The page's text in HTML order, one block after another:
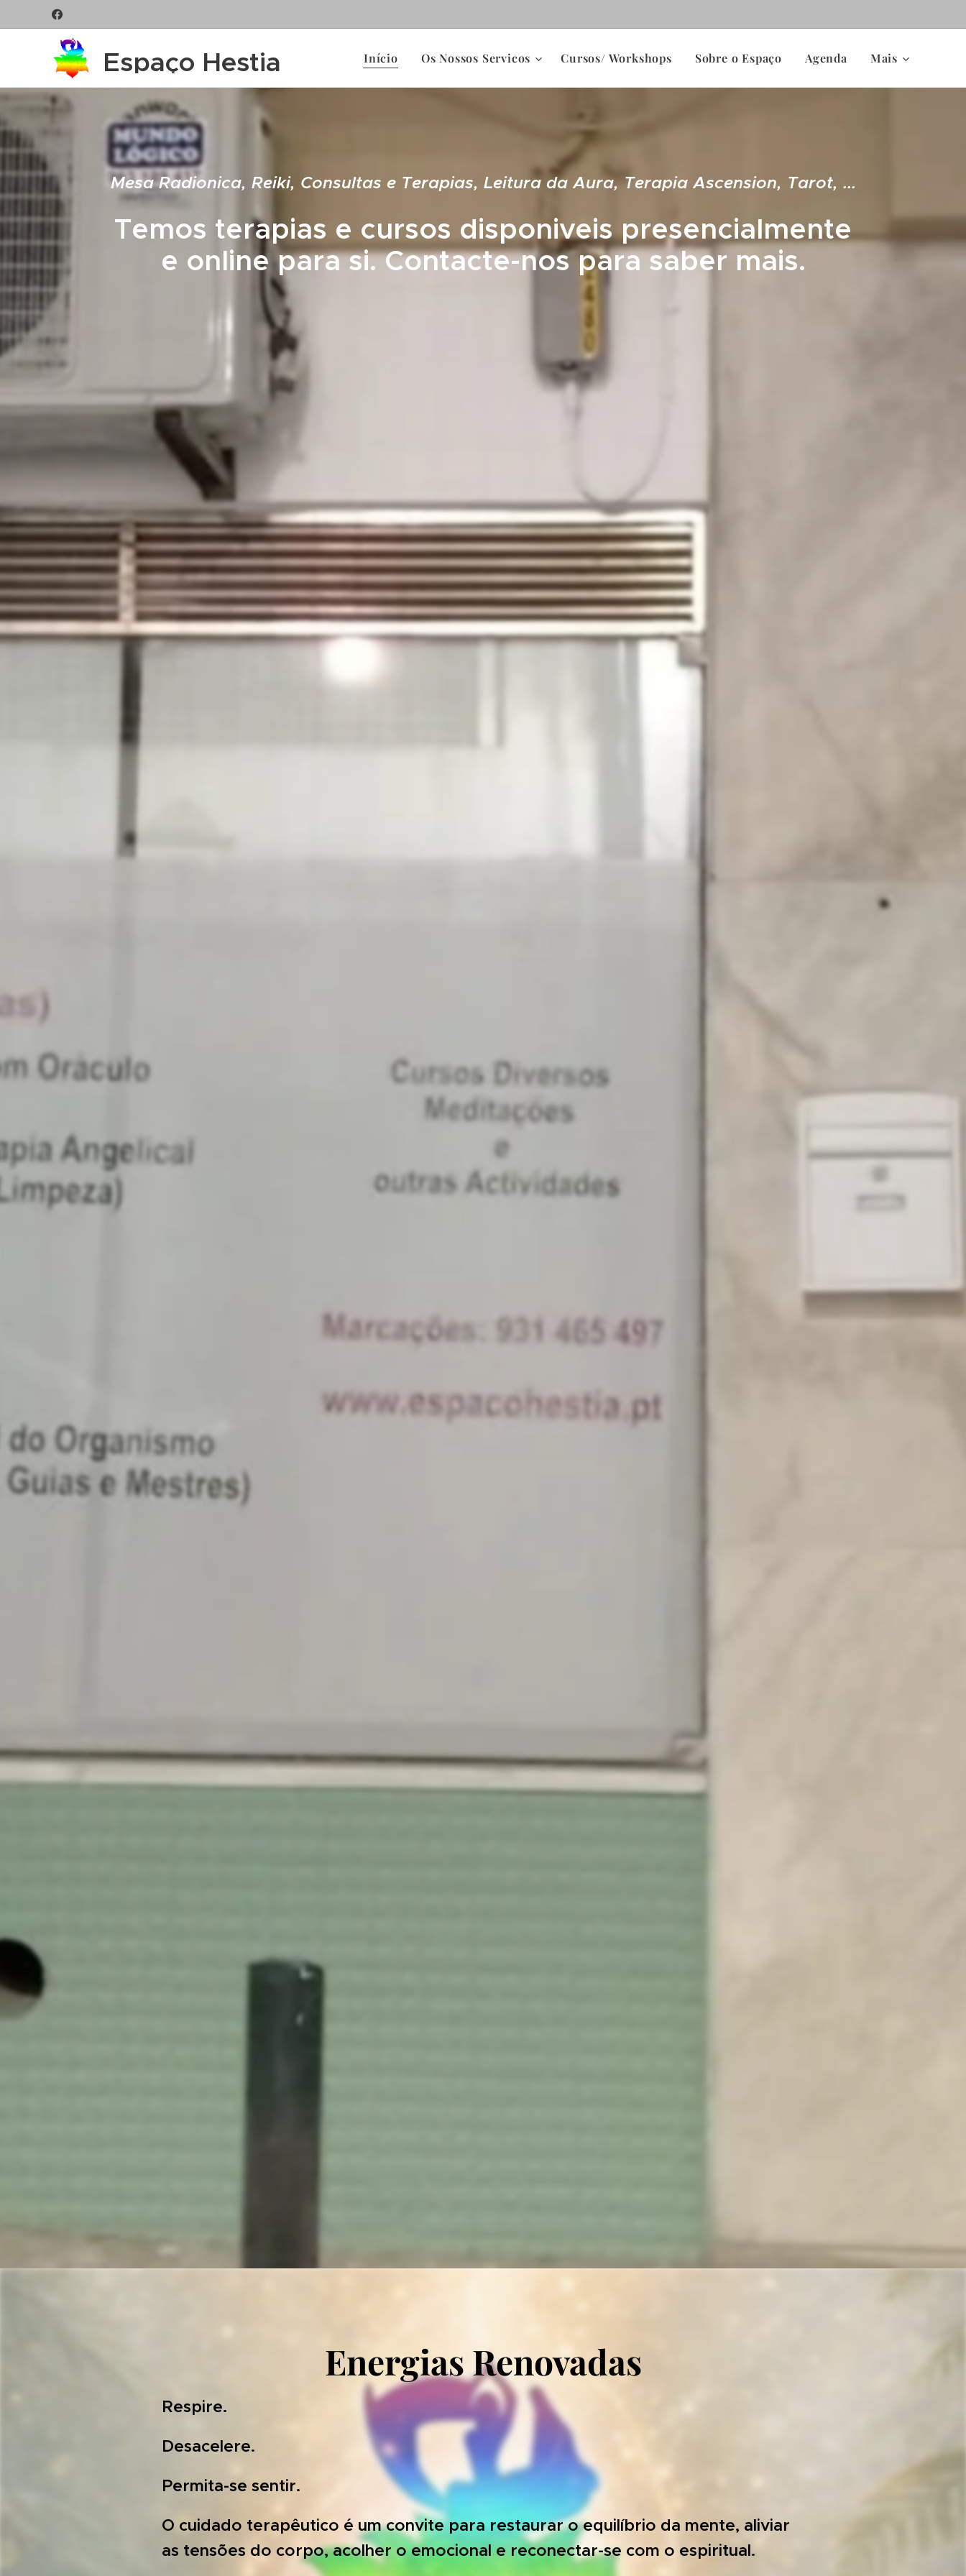
Espaço Hestia Início Os Nossos Servicos Cursos/ Workshops Sobre o Espaço Agenda Mais
Mesa Radionica, Reiki, Consultas e Terapias, Leitura da Aura, Terapia Ascension, Tarot, ...
Temos terapias e cursos disponiveis presencialmente
e online para si. Contacte-nos para saber mais.
Energias Renovadas
Respire.
Desacelere.
Permita-se sentir. 🌿
O cuidado terapêutico é um convite para restaurar o equilíbrio da mente, aliviar
as tensões do corpo, acolher o emocional e reconectar-se com o espiritual.